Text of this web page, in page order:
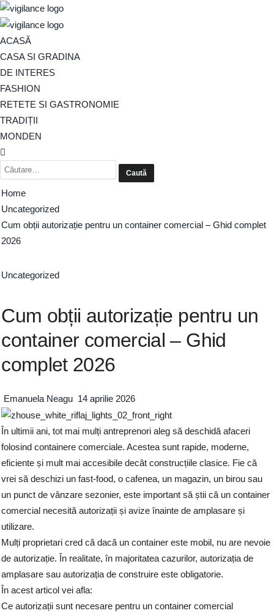
ACASĂ
CASA SI GRADINA
DE INTERES
FASHION
RETETE SI GASTRONOMIE
TRADIȚII
MONDEN
Home
Uncategorized
Cum obții autorizație pentru un container comercial – Ghid complet
2026
Uncategorized
Cum obții autorizație pentru un
container comercial – Ghid
complet 2026
Emanuela Neagu 14 aprilie 2026
În ultimii ani, tot mai mulți antreprenori aleg să deschidă afaceri
folosind containere comerciale. Acestea sunt rapide, moderne,
eficiente și mult mai accesibile decât construcțiile clasice. Fie că
vrei să deschizi un fast-food, o cafenea, un magazin, un birou sau
un punct de vânzare sezonier, este important să știi că un container
comercial necesită autorizații și avize înainte de amplasare și
utilizare.
Mulți proprietari cred că dacă un container este mobil, nu are nevoie
de autorizație. În realitate, în majoritatea cazurilor, autorizația de
amplasare sau autorizația de construire este obligatorie.
În acest articol vei afla:
Ce autorizații sunt necesare pentru un container comercial